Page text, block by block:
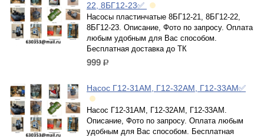
22, 8БГ12-23✅
Насосы пластинчатые 8БГ12-21, 8БГ12-22,
8БГ12-23. Описание, Фото по запросу. Оплата
любым удобным для Вас способом.
Бесплатная доставка до ТК
999 р.
Насос Г12-31АМ, Г12-32АМ, Г12-33АМ✅
Насос Г12-31АМ, Г12-32АМ, Г12-33АМ.
Описание, Фото по запросу. Оплата любым
удобным для Вас способом. Бесплатная